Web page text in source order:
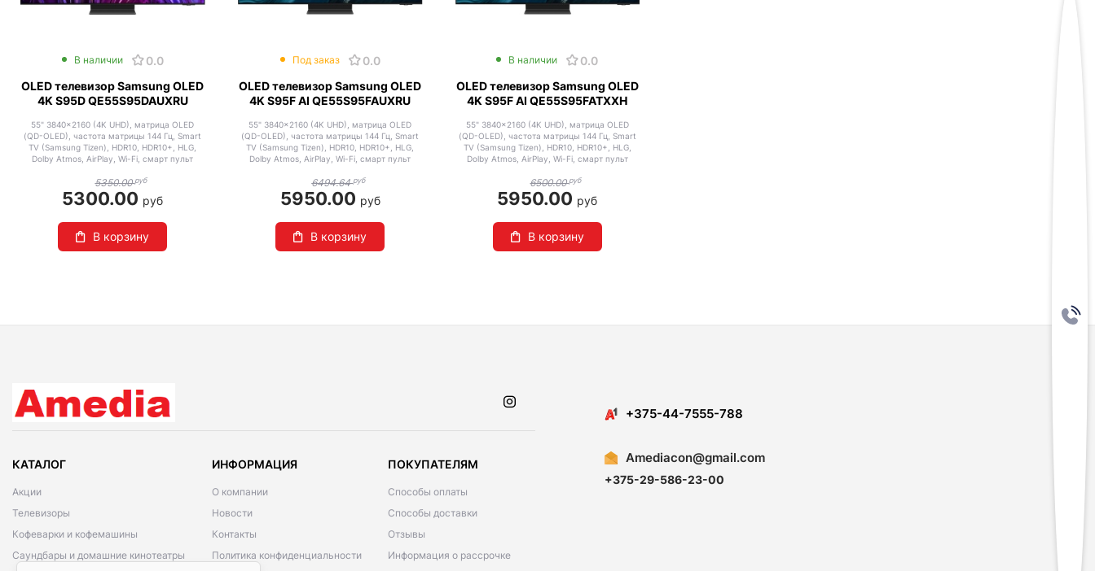
В наличии
0.0
OLED телевизор Samsung OLED
4K S95D QE55S95DAUXRU
55" 3840x2160 (4K UHD), матрица OLED
(QD-OLED), частота матрицы 144 Гц, Smart
TV (Samsung Tizen), HDR10, HDR10+, HLG,
Dolby Atmos, AirPlay, Wi-Fi, смарт пульт
5350.00руб
5300.00 руб
В корзину
Под заказ
0.0
OLED телевизор Samsung OLED
4K S95F AI QE55S95FAUXRU
55" 3840x2160 (4K UHD), матрица OLED
(QD-OLED), частота матрицы 144 Гц, Smart
TV (Samsung Tizen), HDR10, HDR10+, HLG,
Dolby Atmos, AirPlay, Wi-Fi, смарт пульт
6494.64руб
5950.00 руб
В корзину
В наличии
0.0
OLED телевизор Samsung OLED
4K S95F AI QE55S95FATXXH
55" 3840x2160 (4K UHD), матрица OLED
(QD-OLED), частота матрицы 144 Гц, Smart
TV (Samsung Tizen), HDR10, HDR10+, HLG,
Dolby Atmos, AirPlay, Wi-Fi, смарт пульт
6500.00руб
5950.00 руб
В корзину
КАТАЛОГ
Акции
Телевизоры
Кофеварки и кофемашины
Саундбары и домашние кинотеатры
ИНФОРМАЦИЯ
О компании
Новости
Контакты
Политика конфиденциальности
ПОКУПАТЕЛЯМ
Способы оплаты
Способы доставки
Отзывы
Информация о рассрочке
​​+375-44-7555-788
Amediacon@gmail.com
+375-29-586-23-00